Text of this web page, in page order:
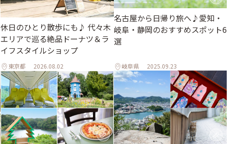
休日のひとり散歩にも♪ 代々木
エリアで巡る絶品ドーナツ＆ラ
イフスタイルショップ
東京都 2026.08.02
名古屋から日帰り旅へ♪愛知・
岐阜・静岡のおすすめスポット6
選
岐阜県 2025.09.23